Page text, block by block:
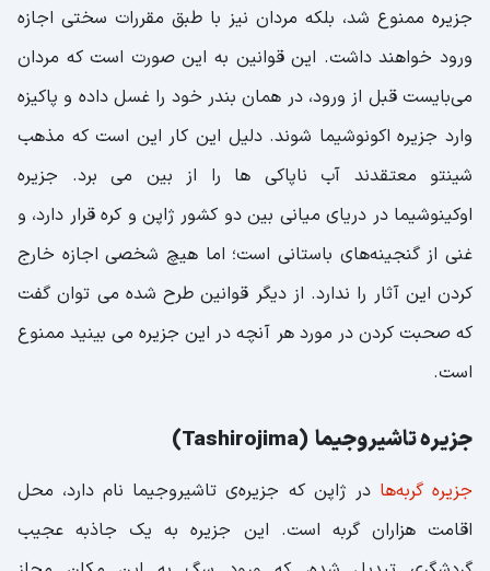
جزیره ممنوع شد، بلکه مردان نیز با طبق مقررات سختی اجازه
ورود خواهند داشت. این قوانین به این صورت است که مردان
می‌بایست قبل از ورود، در همان بندر خود را غسل داده و پاکیزه
وارد جزیره اکونوشیما شوند. دلیل این کار این است که مذهب
شینتو معتقدند آب ناپاکی ها را از بین می برد. جزیره
اوکینوشیما در دریای میانی بین دو کشور ژاپن و کره قرار دارد، و
غنی از گنجینه‌های باستانی است؛ اما هیچ شخصی اجازه خارج
کردن این آثار را ندارد. از دیگر قوانین طرح شده می توان گفت
که صحبت کردن در مورد هر آنچه در این جزیره می بینید ممنوع
است.
جزیره تاشیروجیما (Tashirojima)
جزیره گربه‌ها در ژاپن که جزیره‌ی تاشیروجیما نام دارد، محل
اقامت هزاران گربه است. این جزیره به یک جاذبه عجیب